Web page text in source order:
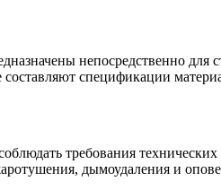
непосредственно
спецификации
требования
дымоудаления и